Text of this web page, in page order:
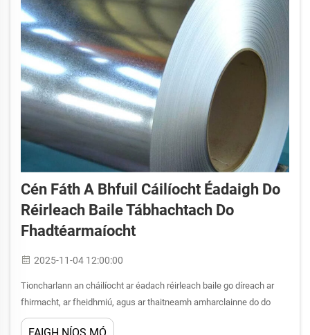
Cén Fáth A Bhfuil Cáilíocht Éadaigh Do
Réirleach Baile Tábhachtach Do
Fhadtéarmaíocht
2025-11-04 12:00:00
Tioncharlann an cháilíocht ar éadach réirleach baile go díreach ar
fhirmacht, ar fheidhmiú, agus ar thaitneamh amharclainne do do
ghléasanna laethúla. Ó ghlasáin agus níosca folt go dtí níosca pláta
FAIGH NÍOS MÓ